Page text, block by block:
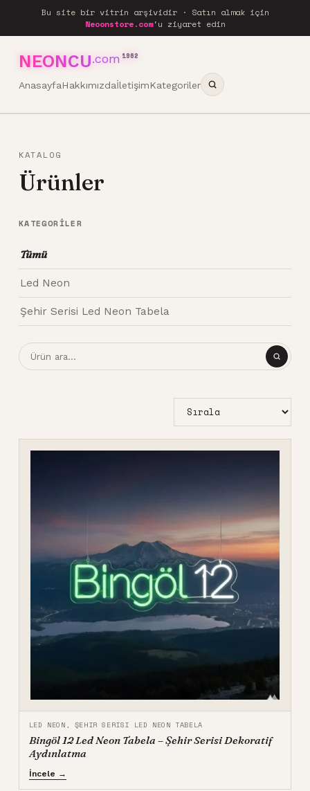
Bu site bir vitrin arşividir · Satın almak için
Neoonstore.com'u ziyaret edin
NEONCU.com 1962
AnasayfaHakkımızdaİletişimKategoriler
KATALOG
Ürünler
KATEGORILER
Tümü
Led Neon
Şehir Serisi Led Neon Tabela
LED NEON , ŞEHIR SERISI LED NEON TABELA
Bingöl 12 Led Neon Tabela – Şehir Serisi Dekoratif
Aydınlatma
İncele →